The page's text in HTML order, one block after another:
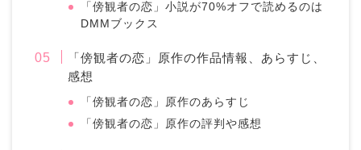
「傍観者の恋」小説が70%オフで読めるのは
DMMブックス
「傍観者の恋」原作の作品情報、あらすじ、
感想
「傍観者の恋」原作のあらすじ
「傍観者の恋」原作の評判や感想